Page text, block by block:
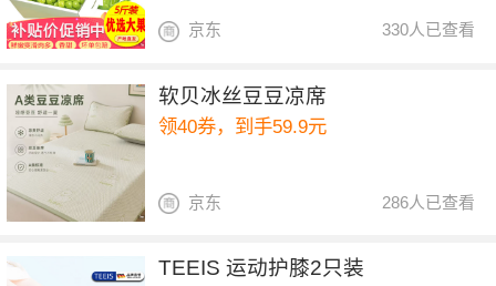
330人已查看
京东
软贝冰丝豆豆凉席
领40券，到手59.9元
286人已查看
京东
TEEIS 运动护膝2只装